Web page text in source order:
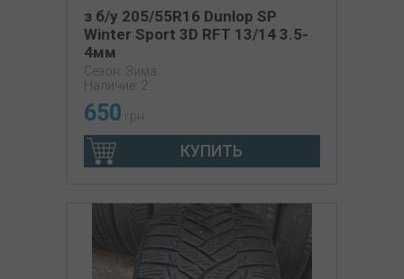
з б/у 205/55R16 Dunlop SP
Winter Sport 3D RFT 13/14 3.5-
4мм
Сезон: Зима
Наличие: 2
650 грн
КУПИТЬ